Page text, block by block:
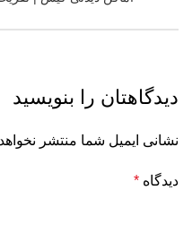
دیدگاهتان را بنویسید
نشانی ایمیل شما منتشر
دیدگاه *